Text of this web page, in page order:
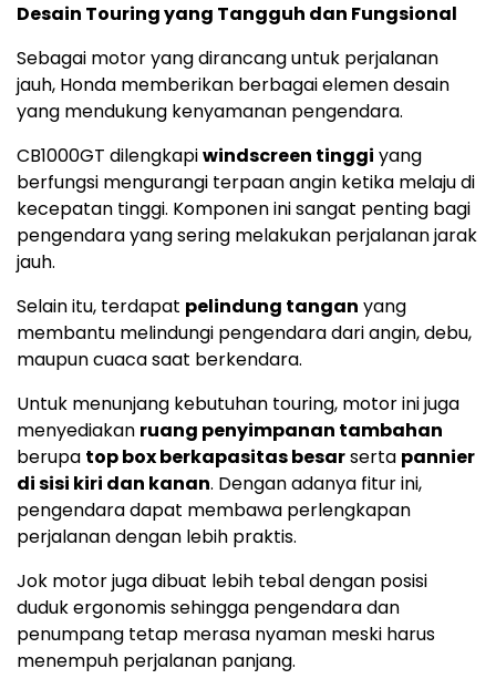
Desain Touring yang Tangguh dan Fungsional
Sebagai motor yang dirancang untuk perjalanan
jauh, Honda memberikan berbagai elemen desain
yang mendukung kenyamanan pengendara.
CB1000GT dilengkapiwindscreen tinggi yang
berfungsi mengurangi terpaan angin ketika melaju di
kecepatan tinggi. Komponen ini sangat penting bagi
pengendara yang sering melakukan perjalanan jarak
jauh.
Selain itu, terdapat pelindung tangan yang
membantu melindungi pengendara dari angin, debu,
maupun cuaca saat berkendara.
Untuk menunjang kebutuhan touring, motor ini juga
menyediakan ruang penyimpanan tambahan
berupa top box berkapasitas besarserta pannier
di sisi kiri dan kanan. Dengan adanya fitur ini,
pengendara dapat membawa perlengkapan
perjalanan dengan lebih praktis.
Jok motor juga dibuat lebih tebal dengan posisi
duduk ergonomis sehingga pengendara dan
penumpang tetap merasa nyaman meski harus
menempuh perjalanan panjang.